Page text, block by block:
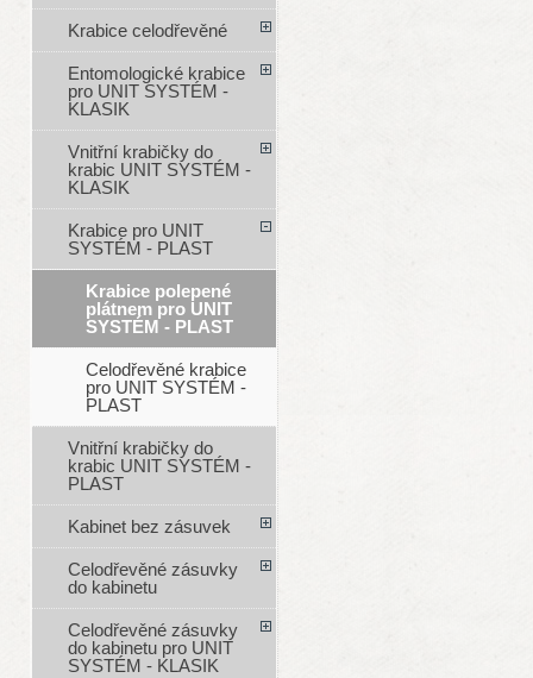
Krabice celodřevěné
Entomologické krabice
pro UNIT SYSTÉM -
KLASIK
Vnitřní krabičky do
krabic UNIT SYSTÉM -
KLASIK
Krabice pro UNIT
SYSTÉM - PLAST
Krabice polepené
plátnem pro UNIT
SYSTÉM - PLAST
Celodřevěné krabice
pro UNIT SYSTÉM -
PLAST
Vnitřní krabičky do
krabic UNIT SYSTÉM -
PLAST
Kabinet bez zásuvek
Celodřevěné zásuvky
do kabinetu
Celodřevěné zásuvky
do kabinetu pro UNIT
SYSTÉM - KLASIK